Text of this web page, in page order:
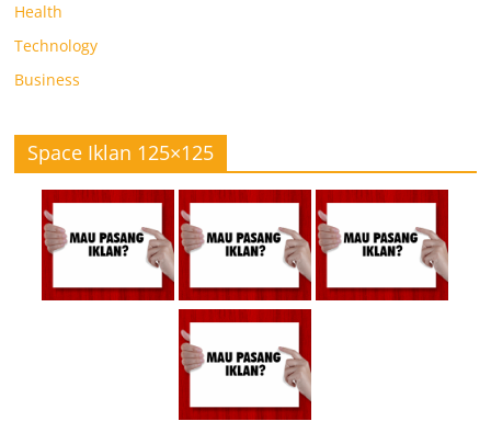
Health
Technology
Business
Space Iklan 125×125